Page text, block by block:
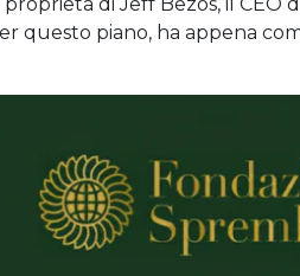
questo piano, ha appena